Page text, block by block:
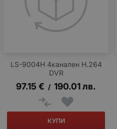
LS-9004H 4канален H.264
DVR
97.15 € / 190.01лв.
КУПИ